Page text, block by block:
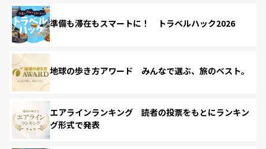
準備も滞在もスマートに！ トラベルハック2026
地球の歩き方アワード みんなで選ぶ、旅のベスト。
エアラインランキング 読者の投票をもとにランキン
グ形式で発表